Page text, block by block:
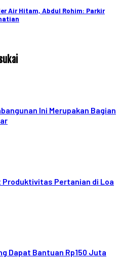
Air Hitam, Abdul Rohim: Parkir
Ini Merupakan Bagian
Produktivitas Pertanian di Loa
Dapat Bantuan Rp150 Juta